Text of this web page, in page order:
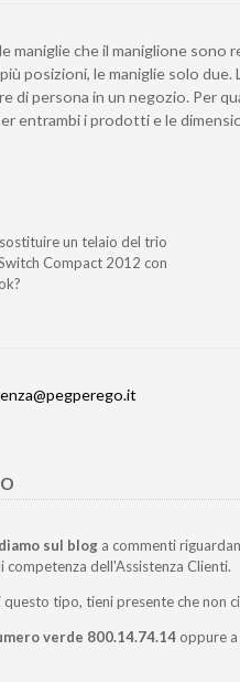
maniglie che il maniglione sono
posizioni, le maniglie solo due.
di persona in un negozio. Per
entrambi i prodotti e le
un telaio del trio
Compact 2012 con
sul bloga commenti
competenza dell'Assistenza Clienti.
questo tipo, tieni presente che non
verde 800.14.74.14oppure a